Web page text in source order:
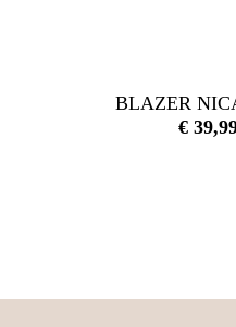
BLAZER
€